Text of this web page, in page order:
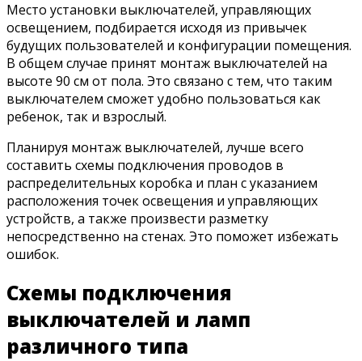
Место установки выключателей, управляющих
освещением, подбирается исходя из привычек
будущих пользователей и конфигурации помещения.
В общем случае принят монтаж выключателей на
высоте 90 см от пола. Это связано с тем, что таким
выключателем сможет удобно пользоваться как
ребенок, так и взрослый.
Планируя монтаж выключателей, лучше всего
составить схемы подключения проводов в
распределительных коробка и план с указанием
расположения точек освещения и управляющих
устройств, а также произвести разметку
непосредственно на стенах. Это поможет избежать
ошибок.
Схемы подключения
выключателей и ламп
различного типа